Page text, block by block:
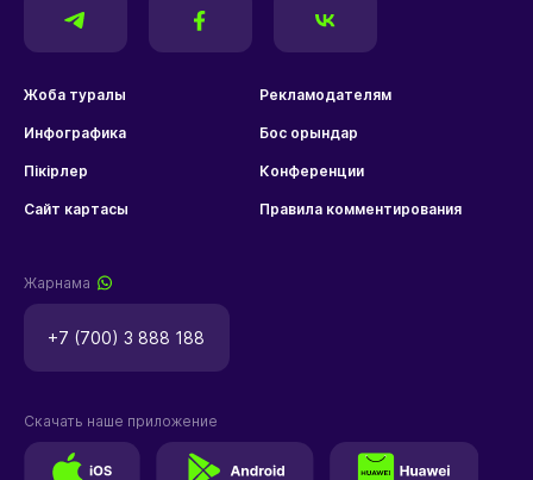
Жоба туралы Рекламодателям
Инфографика Бос орындар
Пікірлер Конференции
Сайт картасы Правила комментирования
Жарнама
+7 (700) 3 888 188
Скачать наше приложение